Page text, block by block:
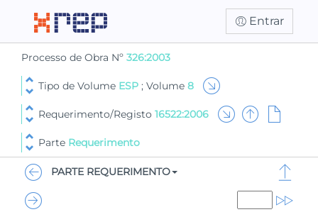
Entrar
Processo de Obra Nº 326:2003
Tipo de Volume ESP ; Volume 8
Requerimento/Registo 16522:2006
Parte Requerimento
PARTE REQUERIMENTO